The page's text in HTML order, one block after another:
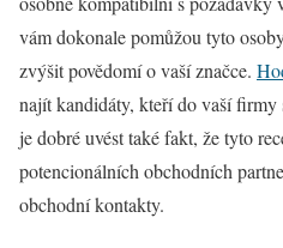
vám dokonale pomůžou tyto
zvýšit povědomí o vaší značce.
najít kandidáty, kteří do vaší firmy
je dobré uvést také fakt, že tyto
potencionálních obchodních
obchodní kontakty.